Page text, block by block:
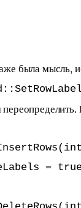
была мысль,
=